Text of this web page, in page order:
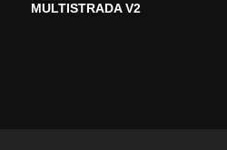
MULTISTRADA V2